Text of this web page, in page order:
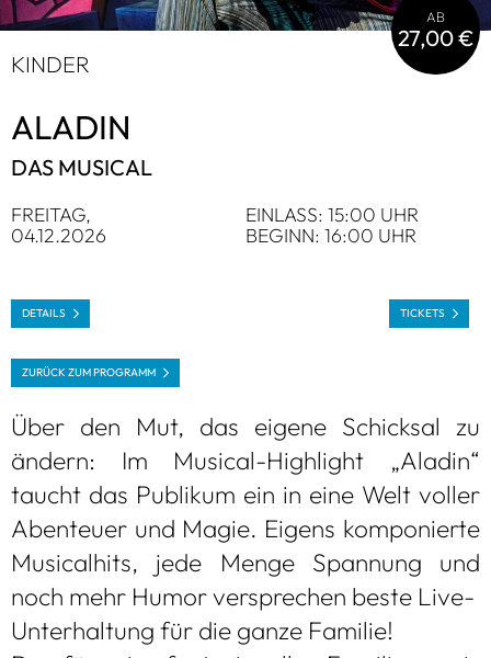
KIN­DER
ALA­DIN
DAS MUSI­CAL
FREI­TAG,
04.12.2026
EIN­LASS: 15:00 UHR
BEGINN: 16:00 UHR
AB
27,00 €
DETAILS
ZURÜCK ZUM PRO­GRAMM
TICKETS
Über den Mut, das eigene Schick­sal zu
ändern: Im Musi­cal-High­light „Ala­din“
taucht das Publi­kum ein in eine Welt vol­ler
Aben­teuer und Magie. Eigens kom­po­nierte
Musi­cal­hits, jede Menge Span­nung und
noch mehr Humor ver­spre­chen beste Live-
Unter­hal­tung für die ganze Fami­lie!